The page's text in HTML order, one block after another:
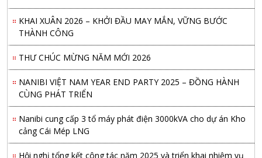
KHAI XUÂN 2026 – KHỞI ĐẦU MAY MẮN, VỮNG BƯỚC
THÀNH CÔNG
THƯ CHÚC MỪNG NĂM MỚI 2026
NANIBI VIỆT NAM YEAR END PARTY 2025 – ĐỒNG HÀNH
CÙNG PHÁT TRIỂN
Nanibi cung cấp 3 tổ máy phát điện 3000kVA cho dự án Kho
cảng Cái Mép LNG
Hội nghị tổng kết công tác năm 2025 và triển khai nhiệm vụ